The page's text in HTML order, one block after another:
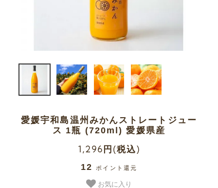
ご利用ガイド
マイページ
新規会員登録
プライバシーポリシー
愛媛宇和島温州みかんストレートジュー
ス 1瓶 (720ml) 愛媛県産
1,296円(税込)
12ポイント還元
お気に入り